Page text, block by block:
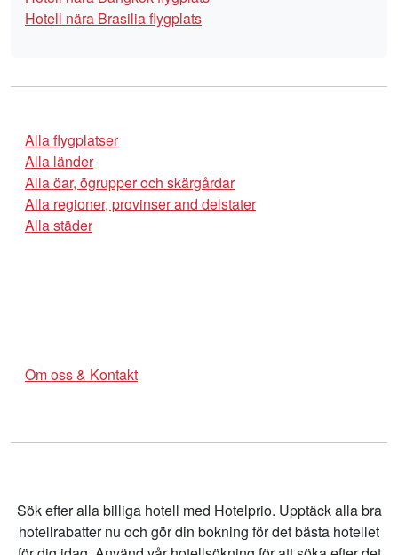
Hotell nära Brasilia flygplats
Alla flygplatser
Alla länder
Alla öar, ögrupper och skärgårdar
Alla regioner, provinser and delstater
Alla städer
Om oss & Kontakt
Sök efter alla billiga hotell med Hotelprio. Upptäck alla bra
hotellrabatter nu och gör din bokning för det bästa hotellet